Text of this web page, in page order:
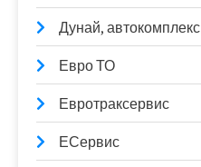
Дунай, автокомплекс
Евро ТО
Евротраксервис
ЕСервис